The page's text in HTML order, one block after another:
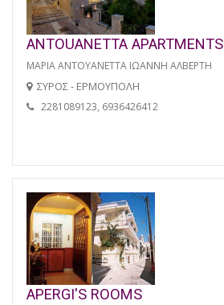
ANTOUANETTA APARTMENTS
ΜΑΡΙΑ ΑΝΤΟΥΑΝΕΤΤΑ ΙΩΑΝΝΗ ΑΛΒΕΡΤΗ
ΣΥΡΟΣ - ΕΡΜΟΥΠΟΛΗ
2281089123, 6936426412
APERGI'S ROOMS